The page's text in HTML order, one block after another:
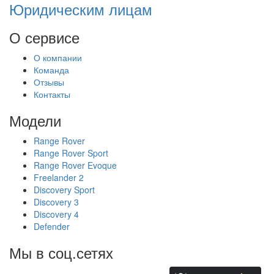
Юридическим лицам
О сервисе
О компании
Команда
Отзывы
Контакты
Модели
Range Rover
Range Rover Sport
Range Rover Evoque
Freelander 2
Discovery Sport
Discovery 3
Discovery 4
Defender
Мы в соц.сетях